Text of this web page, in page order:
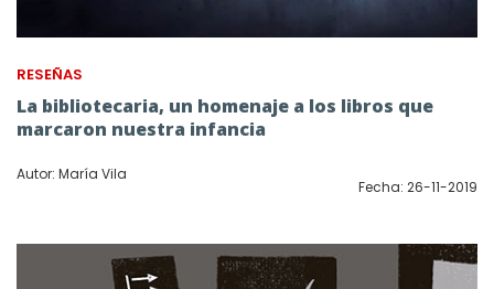
RESEÑAS
La bibliotecaria, un homenaje a los libros que
marcaron nuestra infancia
Autor: María Vila
Fecha: 26-11-2019